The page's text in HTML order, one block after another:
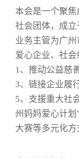
本会是一个聚
社会团体，成立
业务主管为广
爱心企业、社会
1、推动公益慈
3、链接企业履
5、支援重大社
州妈妈爱心计划
大赛等多元化方